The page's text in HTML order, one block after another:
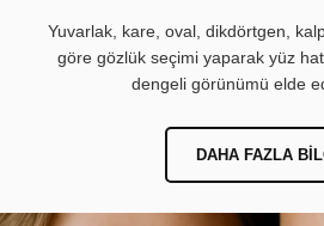
Yuvarlak, kare, oval, dikdörtgen,
göre gözlük seçimi yaparak yüz
dengeli görünümü elde
DAHA FAZLA